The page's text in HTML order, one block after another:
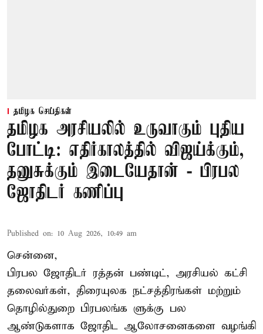
தமிழக செய்திகள்
தமிழக அரசியலில் உருவாகும் புதிய
போட்டி: எதிர்காலத்தில் விஜய்க்கும்,
தனுசுக்கும் இடையேதான் - பிரபல
ஜோதிடர் கணிப்பு
Published on: 10 Aug 2026, 10:49 am
சென்னை,
பிரபல ஜோதிடர் ரத்தன் பண்டிட், அரசியல் கட்சி
தலைவர்கள், திரையுலக நட்சத்திரங்கள் மற்றும்
தொழில்துறை பிரபலங்க ளுக்கு பல
ஆண்டுகளாக ஜோதிட ஆலோசனைகளை வழங்கி